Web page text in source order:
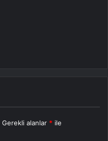
Gerekli alanlar * ile